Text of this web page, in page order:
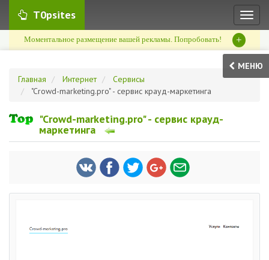
T0psites
Моментальное размещение вашей рекламы. Попробовать! +
МЕНЮ
Главная
Интернет
Сервисы
"Crowd-marketing.pro" - сервис крауд-маркетинга
"Crowd-marketing.pro" - сервис крауд-
маркетинга